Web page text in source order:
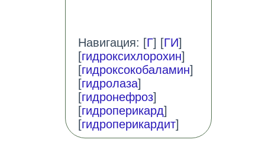
Навигация: [Г] [ГИ]
[гидроксихлорохин]
[гидроксокобаламин]
[гидролаза]
[гидронефроз]
[гидроперикард]
[гидроперикардит]